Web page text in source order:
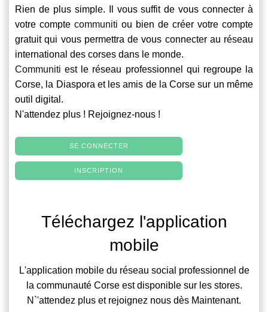
Rien de plus simple. Il vous suffit de vous connecter à
votre compte communiti ou bien de créer votre compte
gratuit qui vous permettra de vous connecter au réseau
international des corses dans le monde.
Communiti est le réseau professionnel qui regroupe la
Corse, la Diaspora et les amis de la Corse sur un même
outil digital.
N'attendez plus ! Rejoignez-nous !
SE CONNECTER
INSCRIPTION
Téléchargez l'application
mobile
L'application mobile du réseau social professionnel de
la communauté Corse est disponible sur les stores.
N`'attendez plus et rejoignez nous dès Maintenant.